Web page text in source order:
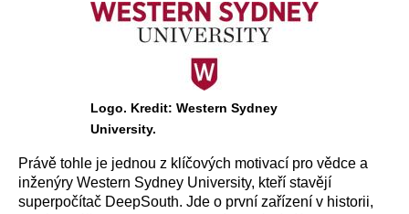
Logo. Kredit: Western Sydney
University.
Právě tohle je jednou z klíčových motivací pro vědce a
inženýry Western Sydney University, kteří stavějí
superpočítač DeepSouth. Jde o první zařízení v historii,